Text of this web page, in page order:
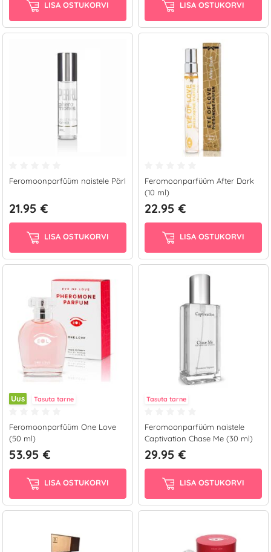
LISA OSTUKORVI LISA OSTUKORVI
Feromoonparfüüm naistele Pärl
21.95 €
LISA OSTUKORVI
Feromoonparfüüm After Dark
(10 ml)
22.95 €
LISA OSTUKORVI
Uus Tasuta tarne
Feromoonparfüüm One Love
(50 ml)
53.95 €
LISA OSTUKORVI
Tasuta tarne
Feromoonparfüüm naistele
Captivation Chase Me (30 ml)
29.95 €
LISA OSTUKORVI